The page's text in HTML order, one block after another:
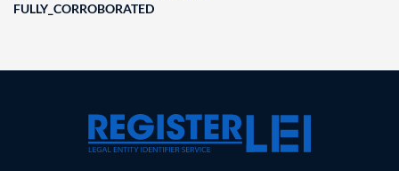
FULLY_CORROBORATED